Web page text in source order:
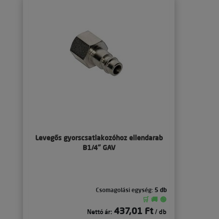
Levegős gyorscsatlakozóhoz ellendarab
B1/4" GAV
Csomagolási egység: 5 db
🛒 🚚 🟢
Nettó ár: 437,01 Ft / db